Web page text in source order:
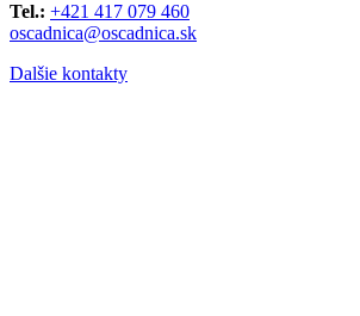
Tel.: +421 417 079 460
oscadnica@oscadnica.sk
Dalšie kontakty